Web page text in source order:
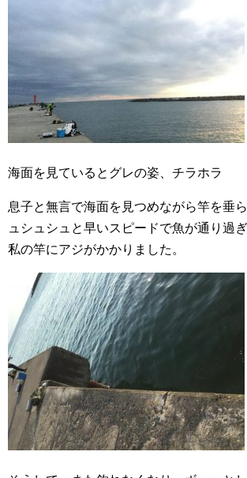
海面を見ているとグレの姿、チラホラ
息子と無言で海面を見つめながら竿を垂
ュシュシュと早いスピードで魚が通り過
私の竿にアジがかかりました。